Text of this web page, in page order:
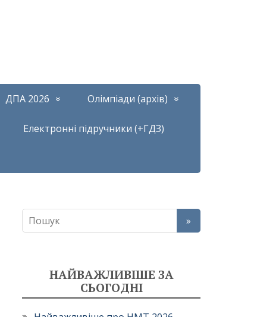
ДПА 2026 Олімпіади (архів)
Електронні підручники (+ГДЗ)
НАЙВАЖЛИВІШЕ ЗА
СЬОГОДНІ